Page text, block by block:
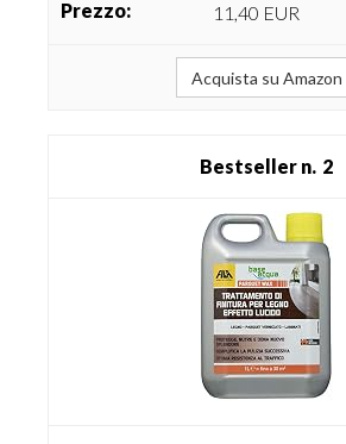
11,40 EUR
Acquista su Amazon
2